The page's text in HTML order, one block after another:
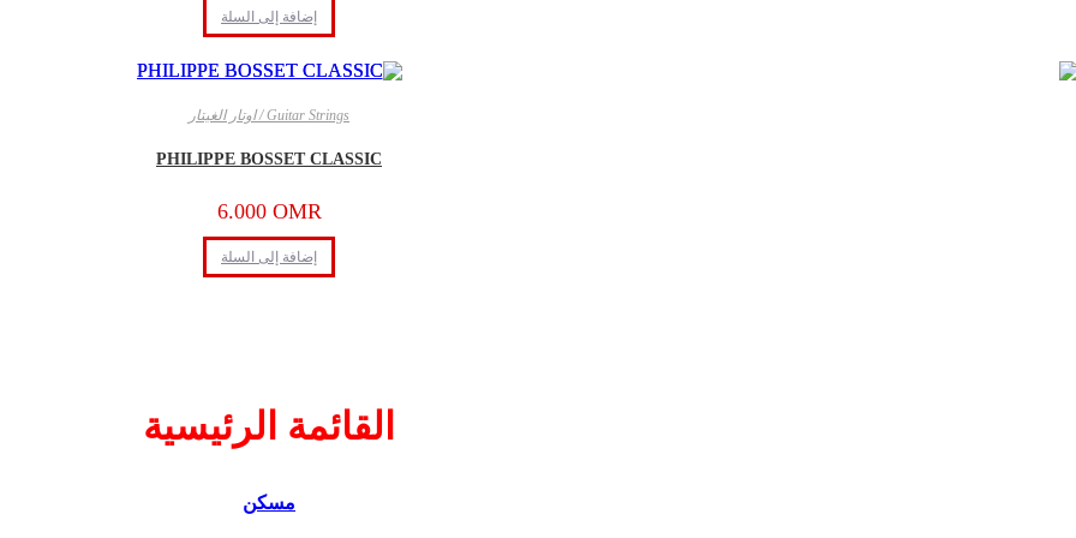
إضافة إلى السلة
Guitar Strings / اوتار الغيتار
PHILIPPE BOSSET CLASSIC
6.000 OMR
إضافة إلى السلة
القائمة الرئيسية
مسكن